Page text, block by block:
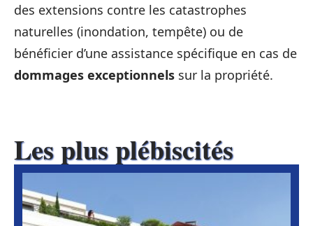
des extensions contre les catastrophes
naturelles (inondation, tempête) ou de
bénéficier d’une assistance spécifique en cas de
dommages exceptionnels sur la propriété.
Les plus plébiscités